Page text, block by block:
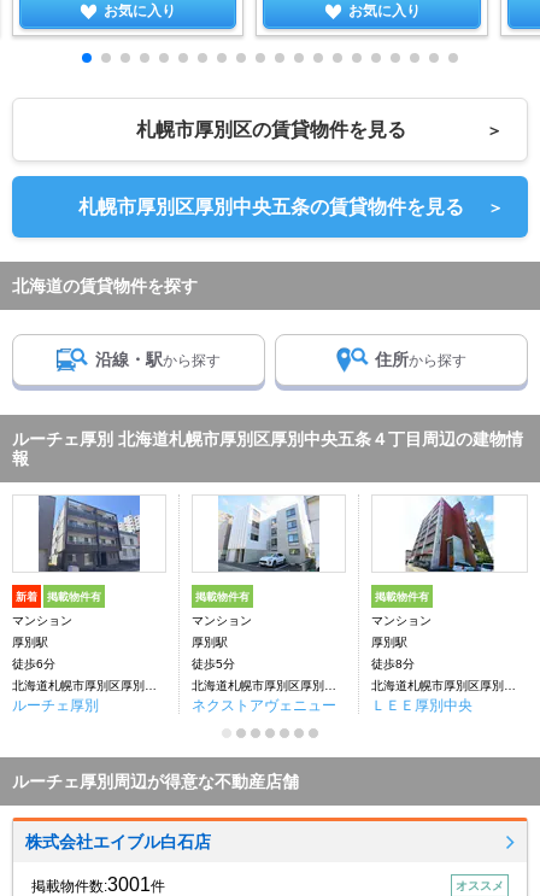
お気に入り お気に入り
札幌市厚別区の賃貸物件を見る ＞
札幌市厚別区厚別中央五条の賃貸物件を見る ＞
北海道の賃貸物件を探す
沿線・駅から探す 住所から探す
ルーチェ厚別 北海道札幌市厚別区厚別中央五条４丁目周辺の建物情
報
新着 掲載物件有
マンション
厚別駅
徒歩6分
ルーチェ厚別
掲載物件有
マンション
厚別駅
徒歩5分
ネクストアヴェニュー
掲載物件有
マンション
厚別駅
徒歩8分
ＬＥＥ厚別中央
ルーチェ厚別周辺が得意な不動産店舗
株式会社エイブル白石店
掲載物件数:3001件 オススメ